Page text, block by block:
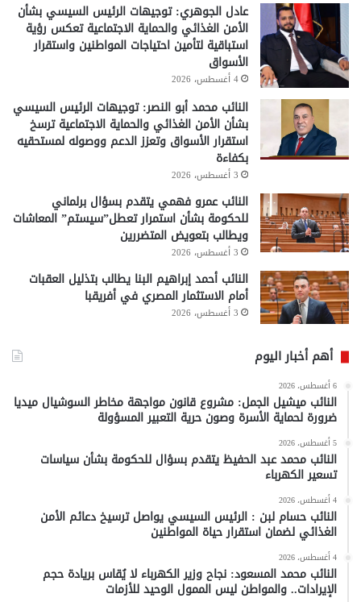
عادل الجوهري: توجيهات الرئيس السيسي بشأن
الأمن الغذائي والحماية الاجتماعية تعكس رؤية
استباقية لتأمين احتياجات المواطنين واستقرار
الأسواق
4 أغسطس، 2026
النائب محمد أبو النصر: توجيهات الرئيس السيسي
بشأن الأمن الغذائي والحماية الاجتماعية ترسخ
استقرار الأسواق وتعزز الدعم ووصوله لمستحقيه
بكفاءة
3 أغسطس، 2026
النائب عمرو فهمي يتقدم بسؤال برلماني
للحكومة بشأن استمرار تعطل”سيستم” المعاشات
ويطالب بتعويض المتضررين
3 أغسطس، 2026
النائب أحمد إبراهيم البنا يطالب بتذليل العقبات
أمام الاستثمار المصري في أفريقبا
3 أغسطس، 2026
أهم أخبار اليوم
6 أغسطس، 2026
النائب ميشيل الجمل: مشروع قانون مواجهة مخاطر السوشيال ميديا
ضرورة لحماية الأسرة وصون حرية التعبير المسؤولة
5 أغسطس، 2026
النائب محمد عبد الحفيظ يتقدم بسؤال للحكومة بشأن سياسات
تسعير الكهرباء
4 أغسطس، 2026
النائب حسام لبن : الرئيس السيسي يواصل ترسيخ دعائم الأمن
الغذائي لضمان استقرار حياة المواطنين
4 أغسطس، 2026
النائب محمد المسعود: نجاح وزير الكهرباء لا يُقاس بريادة حجم
الإيرادات.. والمواطن ليس الممول الوحيد للأزمات